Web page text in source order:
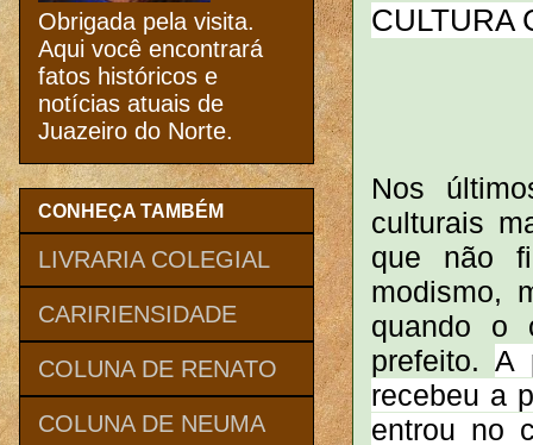
CULTURA
Nos
culturais
que não
modismo,
quando o
prefeito.A
recebeu a
entrou no
Obrigada pela visita.
Aqui você encontrará
fatos históricos e
notícias atuais de
Juazeiro do Norte.
CONHEÇA TAMBÉM
LIVRARIA COLEGIAL
CARIRIENSIDADE
COLUNA DE RENATO
COLUNA DE NEUMA